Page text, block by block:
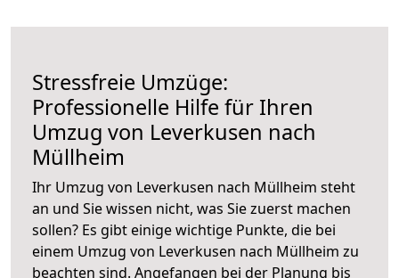
Stressfreie Umzüge:
Professionelle Hilfe für Ihren
Umzug von Leverkusen nach
Müllheim
Ihr Umzug von Leverkusen nach Müllheim steht
an und Sie wissen nicht, was Sie zuerst machen
sollen? Es gibt einige wichtige Punkte, die bei
einem Umzug von Leverkusen nach Müllheim zu
beachten sind. Angefangen bei der Planung bis